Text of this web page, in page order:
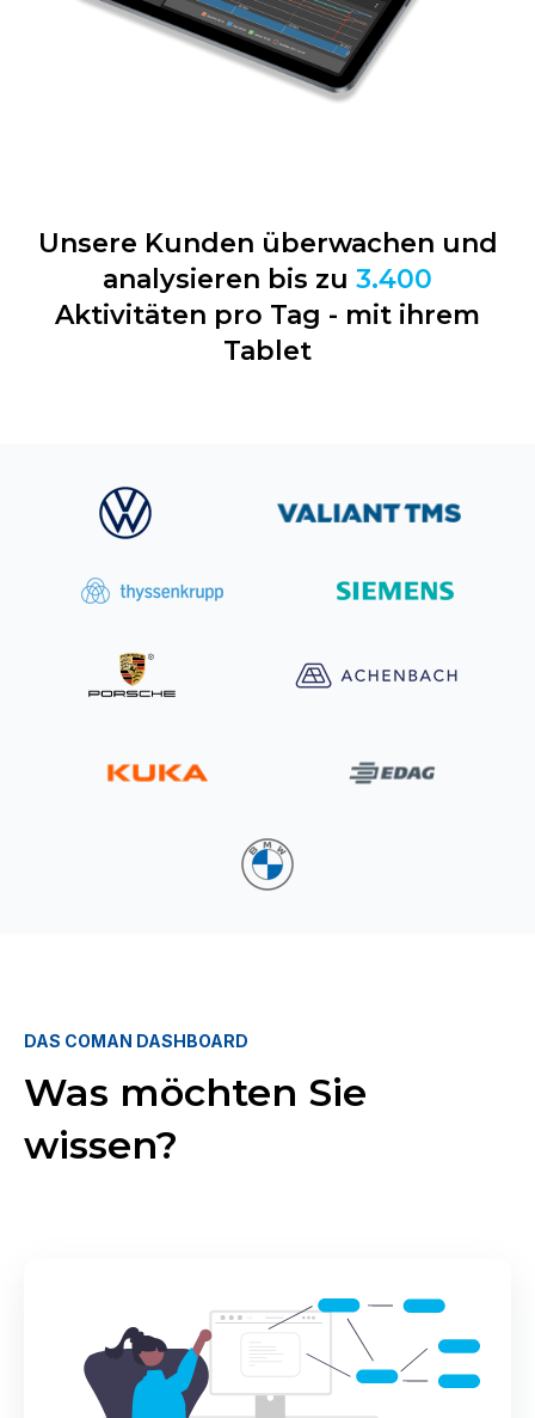
Unsere Kunden überwachen und
analysieren bis zu 3.400
Aktivitäten pro Tag - mit ihrem
Tablet
DAS COMAN DASHBOARD
Was möchten Sie
wissen?